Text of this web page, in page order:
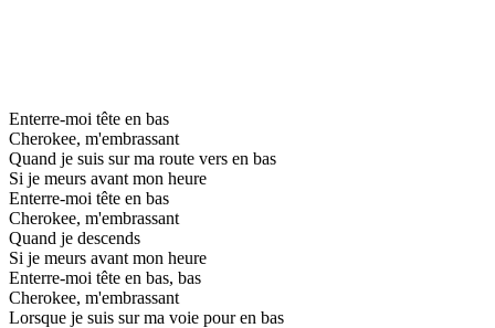
Enterre-moi tête en bas
Cherokee, m'embrassant
Quand je suis sur ma route vers en bas
Si je meurs avant mon heure
Enterre-moi tête en bas
Cherokee, m'embrassant
Quand je descends
Si je meurs avant mon heure
Enterre-moi tête en bas, bas
Cherokee, m'embrassant
Lorsque je suis sur ma voie pour en bas